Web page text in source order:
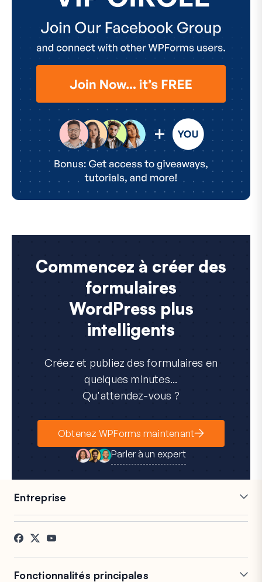
Commencez à créer des
formulaires
WordPress plus
intelligents
Créez et publiez des formulaires en
quelques minutes...
Qu'attendez-vous ?
Obtenez WPForms maintenant
Parler à un expert
Entreprise
Carrières
Témoignages
Affiliés
Fonctionnalités principales